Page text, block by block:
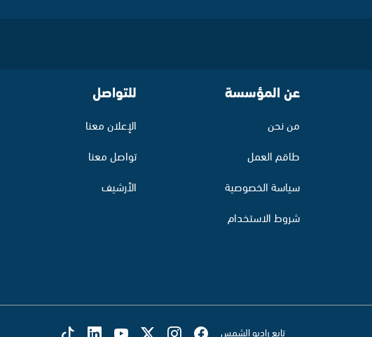
عن المؤسسة
من نحن
طاقم العمل
سياسة الخصوصية
شروط الاستخدام
للتواصل
الإعلان معنا
تواصل معنا
الأرشيف
تابع راديو الشمس